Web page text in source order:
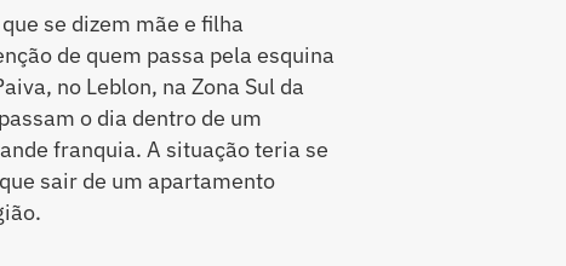
se dizem mãe e filha
de quem passa pela esquina
no Leblon, na Zona Sul da
o dia dentro de um
franquia. A situação teria se
sair de um apartamento